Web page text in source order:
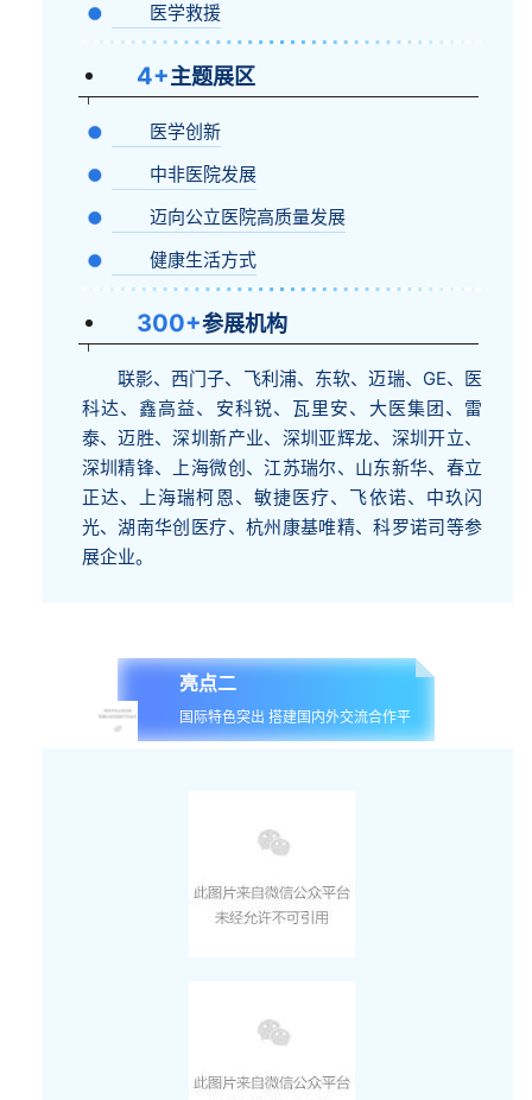
医学救援
4+主题展区
医学创新
中非医院发展
迈向公立医院高质量发展
健康生活方式
300+参展机构
联影、西门子、飞利浦、东软、迈瑞、GE、医
科达、鑫高益、安科锐、瓦里安、大医集团、雷
泰、迈胜、深圳新产业、深圳亚辉龙、深圳开立、
深圳精锋、上海微创、江苏瑞尔、山东新华、春立
正达、上海瑞柯恩、敏捷医疗、飞依诺、中玖闪
光、湖南华创医疗、杭州康基唯精、科罗诺司等参
展企业。
亮点二
国际特色突出 搭建国内外交流合作平